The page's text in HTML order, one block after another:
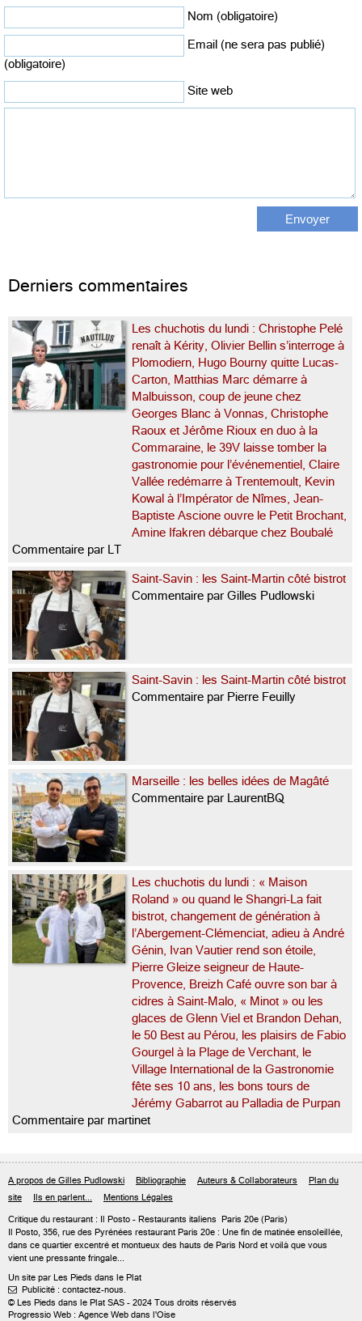
Nom (obligatoire)
Email (ne sera pas publié)
(obligatoire)
Site web
Derniers commentaires
Les chuchotis du lundi : Christophe Pelé
renaît à Kérity, Olivier Bellin s’interroge à
Plomodiern, Hugo Bourny quitte Lucas-
Carton, Matthias Marc démarre à
Malbuisson, coup de jeune chez
Georges Blanc à Vonnas, Christophe
Raoux et Jérôme Rioux en duo à la
Commaraine, le 39V laisse tomber la
gastronomie pour l’événementiel, Claire
Vallée redémarre à Trentemoult, Kevin
Kowal à l’Impérator de Nîmes, Jean-
Baptiste Ascione ouvre le Petit Brochant,
Amine Ifakren débarque chez Boubalé
Commentaire par LT
Saint-Savin : les Saint-Martin côté bistrot
Commentaire par Gilles Pudlowski
Saint-Savin : les Saint-Martin côté bistrot
Commentaire par Pierre Feuilly
Marseille : les belles idées de Magâté
Commentaire par LaurentBQ
Les chuchotis du lundi : « Maison
Roland » ou quand le Shangri-La fait
bistrot, changement de génération à
l’Abergement-Clémenciat, adieu à André
Génin, Ivan Vautier rend son étoile,
Pierre Gleize seigneur de Haute-
Provence, Breizh Café ouvre son bar à
cidres à Saint-Malo, « Minot » ou les
glaces de Glenn Viel et Brandon Dehan,
le 50 Best au Pérou, les plaisirs de Fabio
Gourgel à la Plage de Verchant, le
Village International de la Gastronomie
fête ses 10 ans, les bons tours de
Jérémy Gabarrot au Palladia de Purpan
Commentaire par martinet
A propos de Gilles Pudlowski Bibliographie Auteurs & Collaborateurs
Plan du
site
Ils en parlent... Mentions Légales
Critique du restaurant : Il Posto - Restaurants italiens Paris 20e (Paris)
Il Posto, 356, rue des Pyrénées restaurant Paris 20e : Une fin de matinée ensoleillée,
dans ce quartier excentré et montueux des hauts de Paris Nord et voilà que vous
vient une pressante fringale...
Un site par Les Pieds dans le Plat
 Publicité : contactez-nous.
© Les Pieds dans le Plat SAS - 2024 Tous droits réservés
Progressio Web : Agence Web dans l'Oise